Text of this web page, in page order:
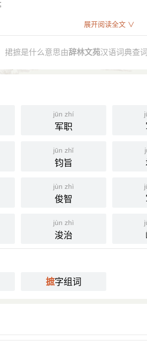
律索隐》：“余为捃摭其文，附以説解，
人。
靖老书》之四：“某见 张君俞，乃始知公
·十二诸侯年表》：「荀卿、孟子、公孙
」
展开阅读全文 ∨
捃摭是什么意思由辞林文苑汉语词典查
jūn zhí
军职
jūn zhǐ
钧旨
jùn zhì
俊智
jùn zhì
浚治
摭字组词